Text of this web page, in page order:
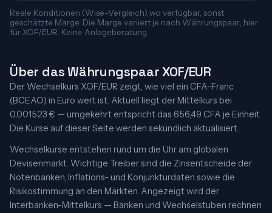
Reale Konditionen (Wise-Vergleich) wo verfügbar, sonst
geschätzte Marge. Die Marge variiert je nach Währungspaar; hier
für XOF/EUR. Keine Anlageberatung.
Über das Währungspaar XOF/EUR
Der Wechselkurs XOF/EUR zeigt, wie viel ein CFA-Franc
(BCEAO) in Euro wert ist. Aktuell liegt der Mittelkurs bei
0,001523 € — umgekehrt entspricht das 656,49 CFA je Einheit.
Die Kurse auf dieser Seite werden sekündlich aktualisiert.
Wechselkurse entstehen rund um die Uhr am globalen
Devisenmarkt. Wichtige Treiber sind die Zinsentscheide der
Notenbanken, Inflations- und Konjunkturdaten sowie die
Risikostimmung an den Märkten. Angezeigt wird der
Interbanken-Mittelkurs — Banken und Wechselstuben rechnen